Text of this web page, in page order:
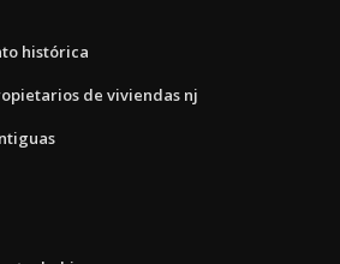
histórica
de viviendas nj